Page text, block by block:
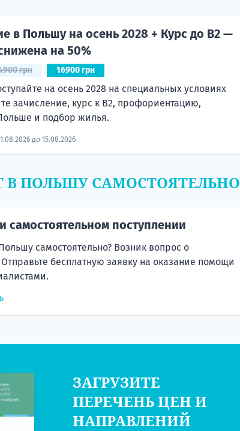
в Польшу на осень 2028 + Курс до B2 —
на 50%
грн 16900 грн
на осень 2028 на специальных условиях
зачисление, курс к B2, профориентацию,
и подбор жилья.
до 15.08.2026
ПОЛЬШУ САМОСТОЯТЕЛЬНО
самостоятельном поступлении
самостоятельно? Возник вопрос о
бесплатную заявку на оказание помощи
ЗАГРУЗИТЕ
ПЕРЕЧЕНЬ ЦЕН И
НАПРАВЛЕНИЙ